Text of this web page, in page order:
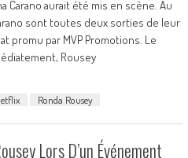
Carano aurait été mis en scène. Au
sont toutes deux sorties de leur
promu par MVP Promotions. Le
Rousey
Ronda Rousey
Lors D’un Événement